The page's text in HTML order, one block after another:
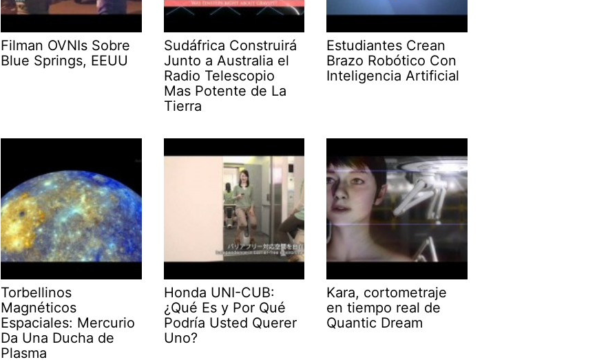
Filman OVNIs Sobre
Blue Springs, EEUU
Sudáfrica Construirá
Junto a Australia el
Radio Telescopio
Mas Potente de La
Tierra
Estudiantes Crean
Brazo Robótico Con
Inteligencia Artificial
Torbellinos
Magnéticos
Espaciales: Mercurio
Da Una Ducha de
Plasma
Honda UNI-CUB:
¿Qué Es y Por Qué
Podría Usted Querer
Uno?
Kara, cortometraje
en tiempo real de
Quantic Dream